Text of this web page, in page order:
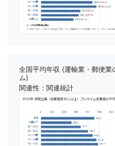
全国平均年収 (運輸業・郵便業
ム)
関連性：関連統計